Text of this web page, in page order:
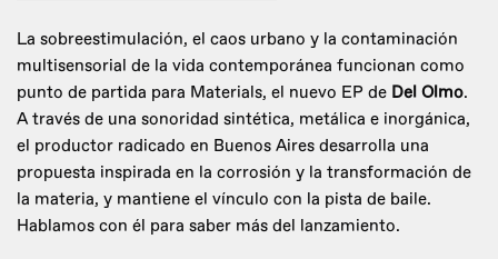
La sobreestimulación, el caos urbano y la contaminación
multisensorial de la vida contemporánea funcionan como
punto de partida para Materials, el nuevo EP de Del Olmo.
A través de una sonoridad sintética, metálica e inorgánica,
el productor radicado en Buenos Aires desarrolla una
propuesta inspirada en la corrosión y la transformación de
la materia, y mantiene el vínculo con la pista de baile.
Hablamos con él para saber más del lanzamiento.